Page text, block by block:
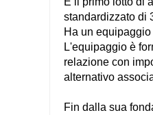
standardizzato di
Ha un
L'equipaggio è
relazione con
alternativo
Fin dalla sua